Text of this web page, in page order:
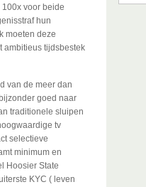
voor beide
hun
moeten deze
ambitieus tijdsbestek
van de meer dan
goed naar
traditionele sluipen
tv
selectieve
minimum en
Hoosier State
KYC ( leven